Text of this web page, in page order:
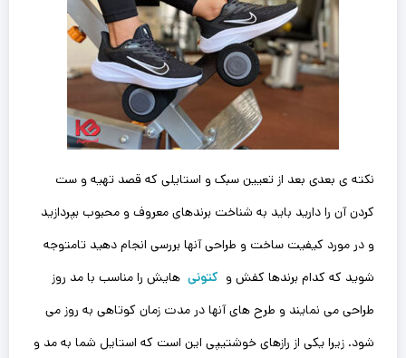
نکته ی بعدی بعد از تعیین سبک و استایلی که قصد تهیه و ست
کردن آن را دارید باید به شناخت برندهای معروف و محبوب بپردازید
و در مورد کیفیت ساخت و طراحی آنها بررسی انجام دهید تامتوجه
شوید که کدام برندها کفش و کتونی هایش را‌ مناسب با مد روز
طراحی می نمایند و طرح های آنها در مدت زمان کوتاهی به روز می
شود. زیرا یکی از رازهای خوشتیپی این است که استایل شما به مد و